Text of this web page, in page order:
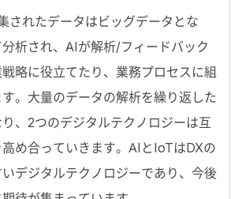
されたデータはビッグデータとな
析され、AIが解析/フィードバック
略に役立てたり、業務プロセスに組
。大量のデータの解析を繰り返した
、2つのデジタルテクノロジーは互
め合っていきます。AIとIoTはDXの
デジタルテクノロジーであり、今後